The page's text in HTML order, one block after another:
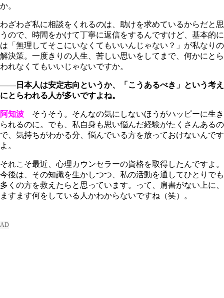
か。
わざわざ私に相談をくれるのは、助けを求めているからだと思
うので、時間をかけて丁寧に返信をするんですけど、基本的に
は「無理してそこにいなくてもいいんじゃない？」が私なりの
解決策。一度きりの人生、苦しい思いをしてまで、何かにとら
われなくてもいいじゃないですか。
――日本人は安定志向というか、「こうあるべき」という考え
にとらわれる人が多いですよね。
阿知波 そうそう。そんなの気にしないほうがハッピーに生き
られるのに。でも、私自身も思い悩んだ経験がたくさんあるの
で、気持ちがわかる分、悩んでいる方を放っておけないんです
よ。
それこそ最近、心理カウンセラーの資格を取得したんですよ。
今後は、その知識を生かしつつ、私の活動を通してひとりでも
多くの方を救えたらと思っています。って、肩書がない上に、
ますます何をしている人かわからないですね（笑）。